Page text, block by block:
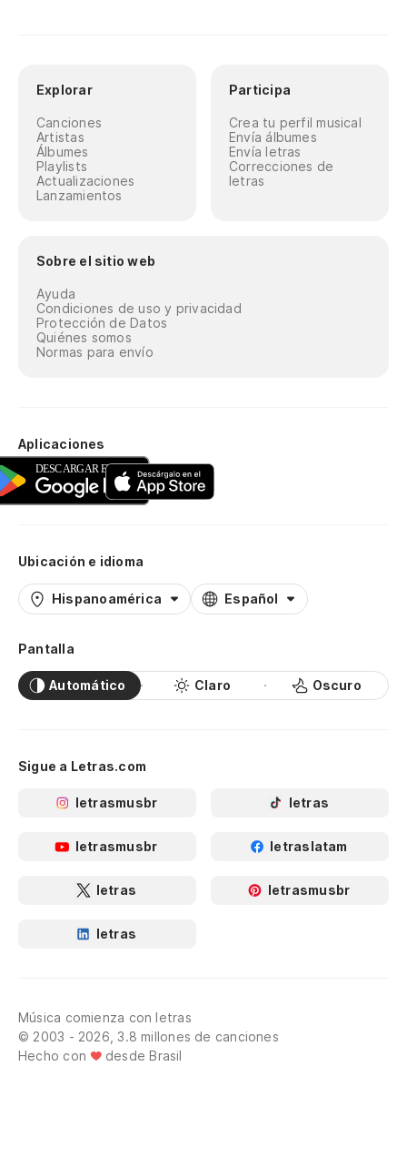
Explorar
Canciones
Artistas
Álbumes
Playlists
Actualizaciones
Lanzamientos
Participa
Crea tu perfil musical
Envía álbumes
Envía letras
Correcciones de
letras
Sobre el sitio web
Ayuda
Condiciones de uso y privacidad
Protección de Datos
Quiénes somos
Normas para envío
Aplicaciones
Ubicación e idioma
Hispanoamérica Español
Pantalla
Automático Claro Oscuro
Sigue a Letras.com
letrasmusbr letras
letrasmusbr letraslatam
letras letrasmusbr
letras
Música comienza con letras
© 2003 - 2026, 3.8 millones de canciones
Hecho con
desde Brasil